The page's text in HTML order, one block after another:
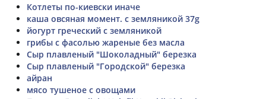
Котлеты по-киевски иначе
каша овсяная момент. с земляникой 37g
йогурт греческий с земляникой
грибы с фасолью жареные без масла
Сыр плавленый "Шоколадный" березка
Сыр плавленый "Городской" березка
айран
мясо тушеное с овощами